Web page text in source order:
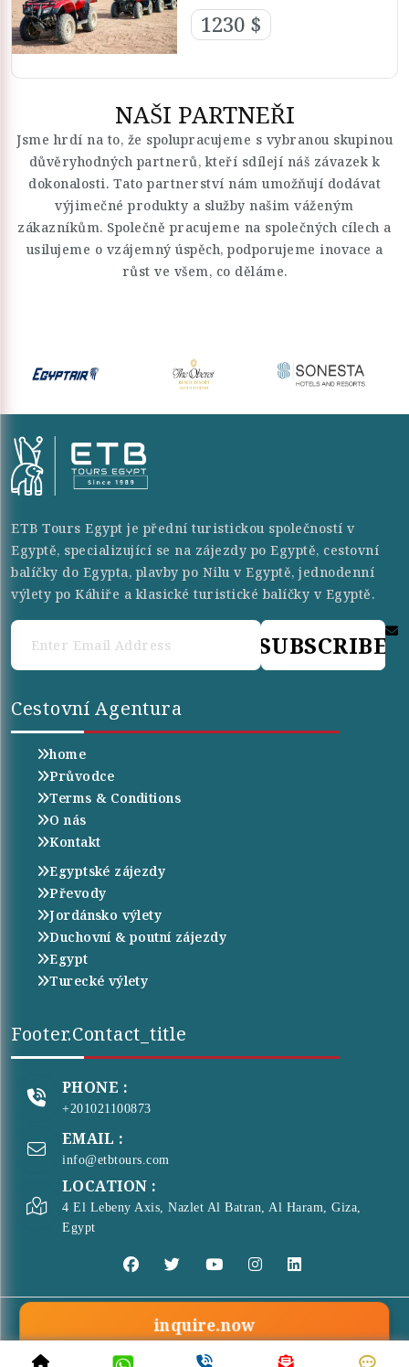
Káhiru, safari, Luxor a
Hurghadu
1230 $
NAŠI PARTNEŘI
Jsme hrdí na to, že spolupracujeme s vybranou skupinou
důvěryhodných partnerů, kteří sdílejí náš závazek k
dokonalosti. Tato partnerství nám umožňují dodávat
výjimečné produkty a služby našim váženým
zákazníkům. Společně pracujeme na společných cílech a
usilujeme o vzájemný úspěch, podporujeme inovace a
růst ve všem, co děláme.
ETB Tours Egypt je přední turistickou společností v
Egyptě, specializující se na zájezdy po Egyptě, cestovní
balíčky do Egypta, plavby po Nilu v Egyptě, jednodenní
výlety po Káhiře a klasické turistické balíčky v Egyptě.
SUBSCRIBE
Cestovní Agentura
home
Průvodce
Terms & Conditions
O nás
Kontakt
Egyptské zájezdy
Převody
Jordánsko výlety
Duchovní & poutní zájezdy
Egypt
Turecké výlety
Footer.contact_title
PHONE :
+201021100873
EMAIL :
info@etbtours.com
LOCATION :
4 El Lebeny Axis, Nazlet Al Batran, Al Haram, Giza,
Egypt
inquire.now